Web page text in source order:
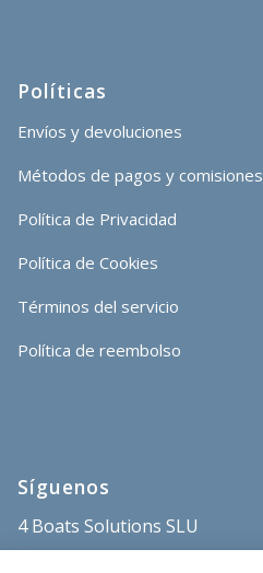
Políticas
Envíos y devoluciones
Métodos de pagos y comisiones
Política de Privacidad
Política de Cookies
Términos del servicio
Política de reembolso
Síguenos
4 Boats Solutions SLU